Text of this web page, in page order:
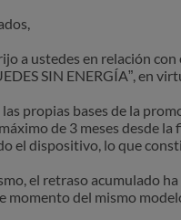
a ustedes en relación
SIN ENERGÍA”, en
las propias bases de la
de 3 meses desde
el dispositivo, lo que
el retraso acumulado
momento del mismo